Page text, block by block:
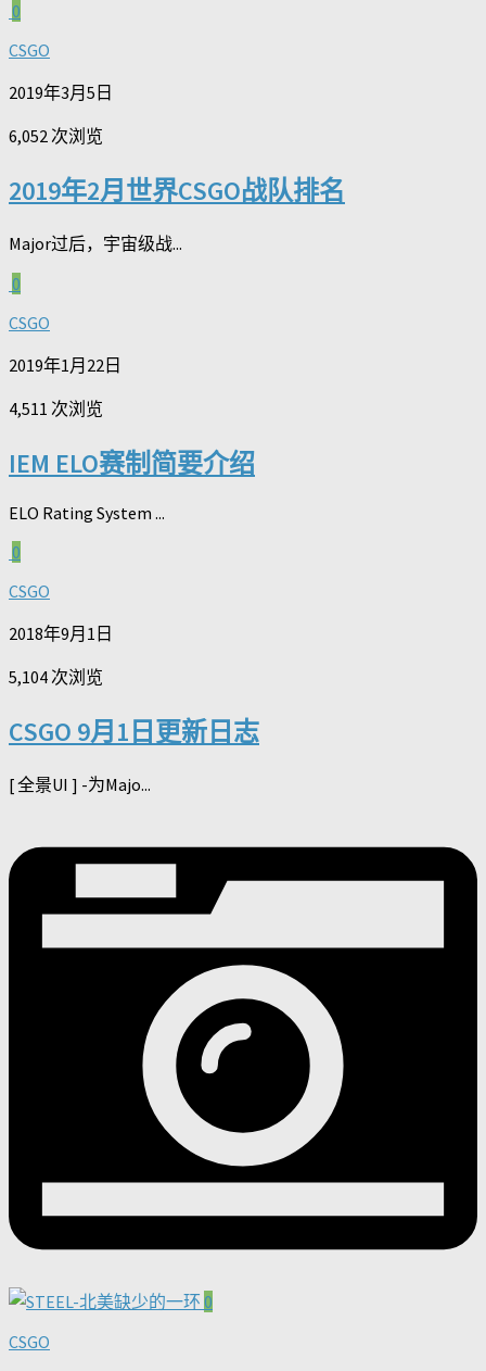
0
CSGO
2019年3月5日
6,052 次浏览
2019年2月世界CSGO战队排名
Major过后，宇宙级战...
0
CSGO
2019年1月22日
4,511 次浏览
IEM ELO赛制简要介绍
ELO Rating System ...
0
CSGO
2018年9月1日
5,104 次浏览
CSGO 9月1日更新日志
[ 全景UI ] -为Majo...
0
CSGO